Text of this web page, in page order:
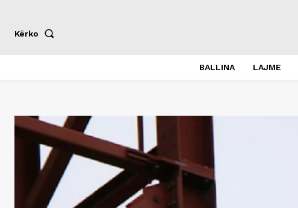
Kërko
BALLINA LAJME